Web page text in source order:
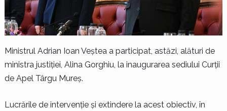
Ministrul Adrian Ioan Veştea a participat, astăzi, alături de
ministra justiției, Alina Gorghiu, la inaugurarea sediului Curții
de Apel Târgu Mureș.
Lucrările de intervenție și extindere la acest obiectiv, în